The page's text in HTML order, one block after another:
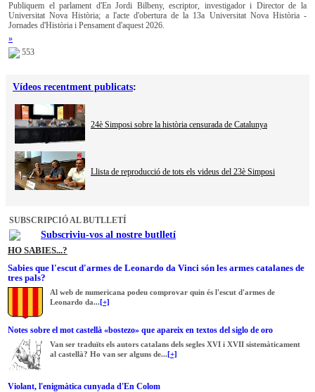
Publiquem el parlament d'En Jordi Bilbeny, escriptor, investigador i Director de la
Universitat Nova Història; a l'acte d'obertura de la 13a Universitat Nova Història -
Jornades d'Història i Pensament d'aquest 2026.
»
553
Vídeos recentment publicats:
24è Simposi sobre la història censurada de Catalunya
Llista de reproducció de tots els videus del 23è Simposi
SUBSCRIPCIÓ AL BUTLLETÍ
Subscriviu-vos al nostre butlletí
HO SABIES...?
Sabies que l'escut d'armes de Leonardo da Vinci són les armes catalanes de
tres pals?
Al web de numericana podeu comprovar quin és l'escut d'armes de
Leonardo da...[+]
Notes sobre el mot castellà «bostezo» que apareix en textos del siglo de oro
Van ser traduïts els autors catalans dels segles XVI i XVII sistemàticament
al castellà? Ho van ser alguns de...[+]
Violant, l'enigmàtica cunyada d'En Colom